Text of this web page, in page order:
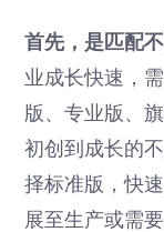
首先，是匹配
业成长快速，
版、专业版、
初创到成长的
择标准版，快
展至生产或需